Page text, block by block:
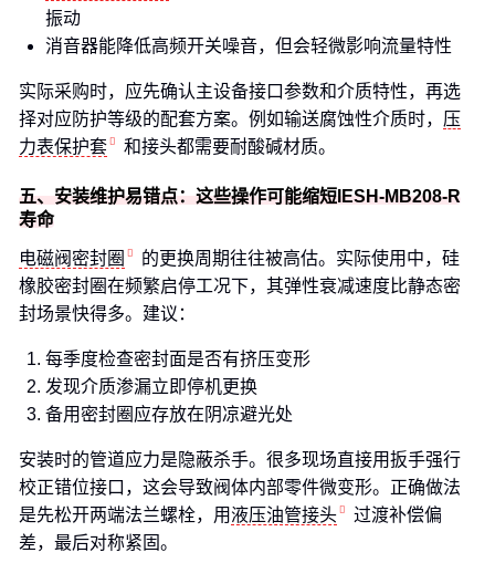
振动
消音器能降低高频开关噪音，但会轻微影响流量特性
实际采购时，应先确认主设备接口参数和介质特性，再选
择对应防护等级的配套方案。例如输送腐蚀性介质时， 压
力表保护套
和接头都需要耐酸碱材质。
五、安装维护易错点：这些操作可能缩短IESH-MB208-R
寿命
电磁阀密封圈
的更换周期往往被高估。实际使用中，硅
橡胶密封圈在频繁启停工况下，其弹性衰减速度比静态密
封场景快得多。建议：
每季度检查密封面是否有挤压变形
发现介质渗漏立即停机更换
备用密封圈应存放在阴凉避光处
安装时的管道应力是隐蔽杀手。很多现场直接用扳手强行
校正错位接口，这会导致阀体内部零件微变形。正确做法
是先松开两端法兰螺栓，用 液压油管接头
过渡补偿偏
差，最后对称紧固。